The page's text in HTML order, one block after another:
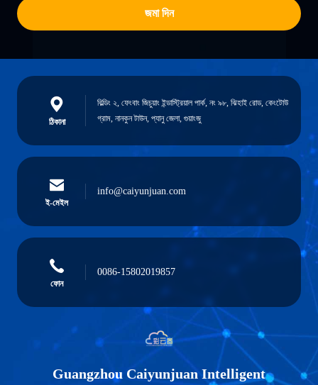
জমা দিন
ঠিকানা
বিল্ডিং ২, ফেংবাং জিচুয়াং ইন্ডাস্ট্রিয়াল পার্ক, নং ৯৮, ঝিহাই রোড, কেংটোউ
গ্রাম, নানকুন টাউন, প্যানু জেলা, গুয়াংজু
ই-মেইল
info@caiyunjuan.com
ফোন
0086-15802019857
Guangzhou Caiyunjuan Intelligent